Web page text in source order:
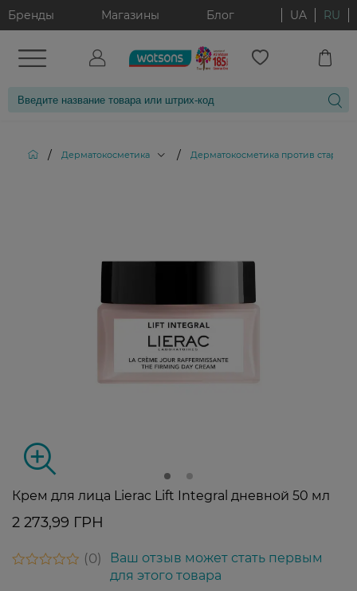
Бренды Магазины Блог UA RU
/ Дерматокосметика / Дерматокосметика против
Крем для лица Lierac Lift Integral дневной 50 мл
2 273,99 ГРН
0
Ваш отзыв может стать первым
для этого товара